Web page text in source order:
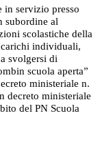
in servizio presso
subordine al
scolastiche della
individuali,
svolgersi di
scuola aperta”
ministeriale n.
decreto ministeriale
del PN Scuola